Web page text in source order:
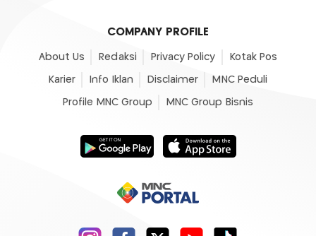
COMPANY PROFILE
About Us Redaksi Privacy Policy Kotak Pos
Karier Info Iklan Disclaimer MNC Peduli
Profile MNC Group MNC Group Bisnis